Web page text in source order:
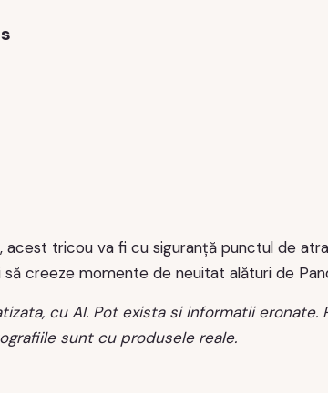
tricou va fi cu siguranță punctul de
creeze momente de neuitat alături de
cu AI. Pot exista si informatii
sunt cu produsele reale.